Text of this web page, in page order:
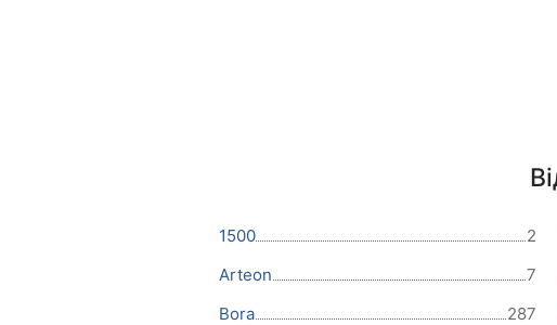
1500 2
Arteon
7
Bora
287